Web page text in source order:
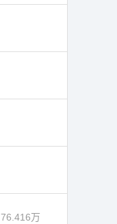
76.416万